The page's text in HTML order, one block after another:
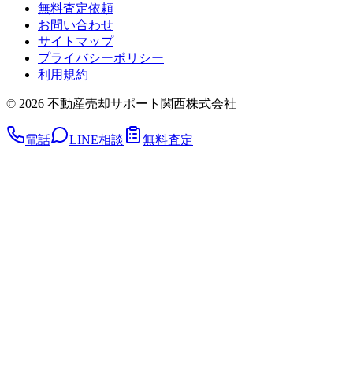
無料査定依頼
お問い合わせ
サイトマップ
プライバシーポリシー
利用規約
© 2026 不動産売却サポート関西株式会社
電話 LINE相談 無料査定